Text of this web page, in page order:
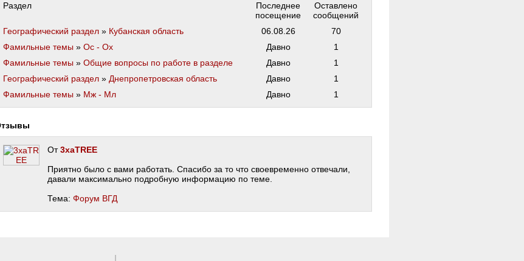
Раздел
Последнее
посещение
Оставлено
сообщений
Географический раздел » Кубанская область 06.08.26
70
Фамильные темы » Ос - Ох Давно
1
Фамильные темы » Общие вопросы по работе в разделе Давно
1
Географический раздел » Днепропетровская область Давно
1
Фамильные темы » Мж - Мл Давно 1
Отзывы
От3xaTREE
Приятно было с вами работать. Спасибо за то что своевременно отвечали,
давали максимально подробную информацию по теме.
Тема: Форум ВГД